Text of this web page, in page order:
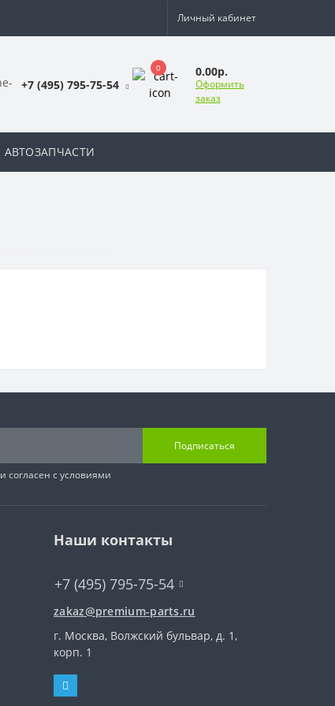
Личный кабинет
+7 (495) 795-75-54
0 0.00р.
Оформить
заказ
АВТОЗАПЧАСТИ
Подписаться
и согласен с условиями
Наши контакты
+7 (495) 795-75-54
zakaz@premium-parts.ru
г. Москва, Волжский бульвар, д. 1,
корп. 1